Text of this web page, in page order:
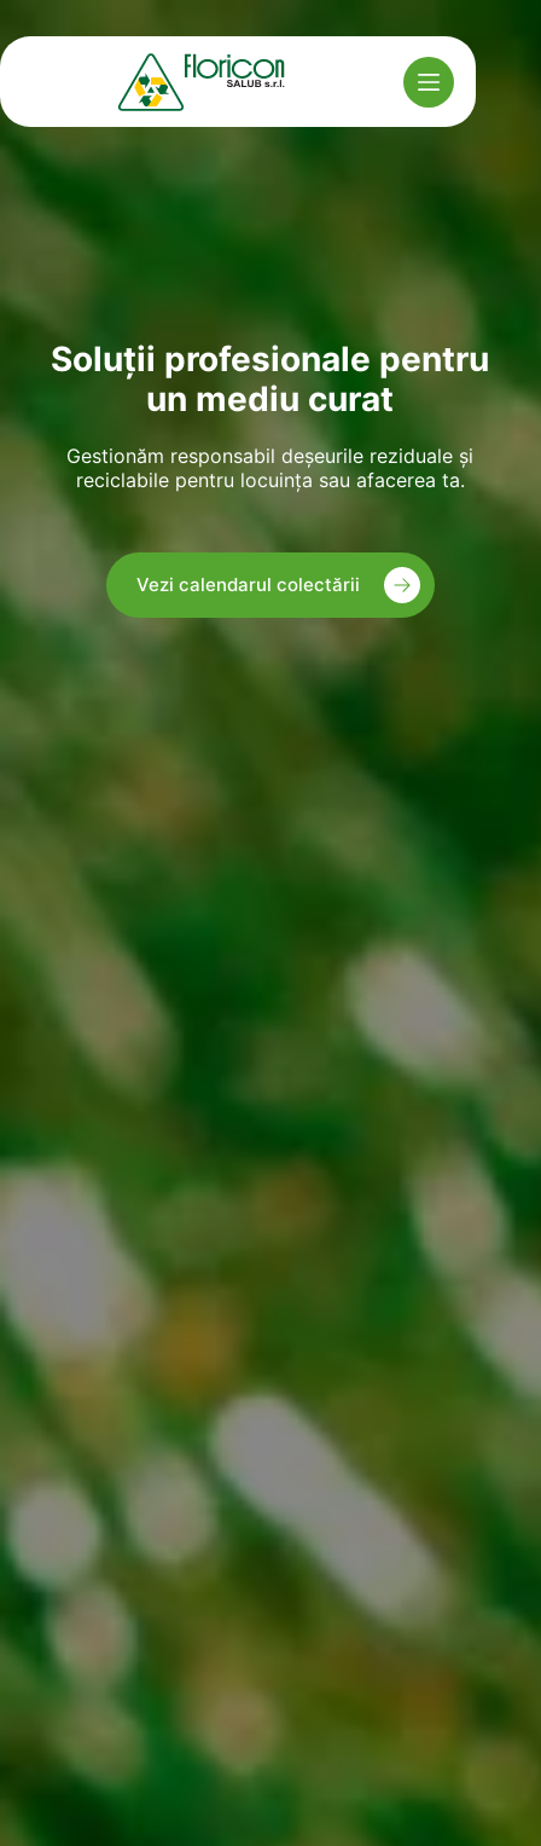
la
conținut
Soluții profesionale pentru
un mediu curat
Gestionăm responsabil deșeurile reziduale și
reciclabile pentru locuința sau afacerea ta.
Vezi calendarul colectării